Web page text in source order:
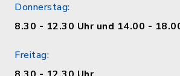
Donnerstag:
8.30 - 12.30 Uhr und 14.00 -
Freitag: